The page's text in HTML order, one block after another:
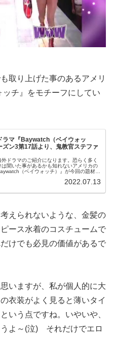
取り上げた事のあるアメリ
チ』をモチーフにしてい
ラマ『Baywatch（ベイウォッ
ズン3第17話より、鬼教官ステファ
ドラマのご紹介になります。恐らく多く
は聞いた事があるかも知れないアメリカの
（ベイウォッチ）』が今回の題材と
2022.07.13
えられないような、金髪の
ース水着のコスチュームで
けでも必見の価値があるで
いますが、私が個人的に大
衣装がよく見ると薄いタイ
いう点ですね。いやいや、
よ～(泣) それだけでエロ